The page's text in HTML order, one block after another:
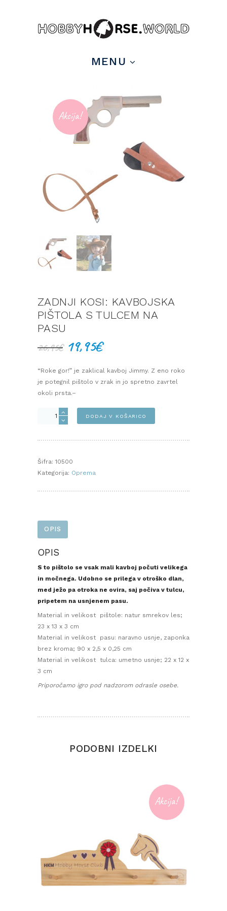
MENU
Akcija!
ZADNJI KOSI: KAVBOJSKA
PIŠTOLA S TULCEM NA
PASU
26,95€ Izvirna
je
bila:
26,95€.
19,95€Trenutna
je:
19,95€.
“Roke gor!” je zaklical kavboj Jimmy. Z eno roko
je potegnil pištolo v zrak in jo spretno zavrtel
okoli prsta.–
Zadnji
s
pasu
DODAJ V KOŠARICO
Šifra: 10500
Kategorija: Oprema
OPIS
OPIS
S to pištolo se vsak mali kavboj počuti velikega
in močnega. Udobno se prilega v otroško dlan,
med ježo pa otroka ne ovira, saj počiva v tulcu,
pripetem na usnjenem pasu.
Material in velikost pištole: natur smrekov les;
23 x 13 x 3 cm
Material in velikost pasu: naravno usnje, zaponka
brez kroma; 90 x 2,5 x 0,25 cm
Material in velikost tulca: umetno usnje; 22 x 12 x
3 cm
Priporočamo igro pod nadzorom odrasle osebe.
PODOBNI IZDELKI
Akcija!